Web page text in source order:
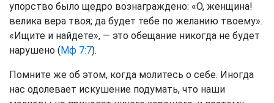
упорство было щедро вознаграждено: «О, женщина!
велика вера твоя; да будет тебе по желанию твоему».
«Ищите и найдете», — это обещание никогда не будет
нарушено ( Мф 7:7).
Помните же об этом, когда молитесь о себе. Иногда
нас одолевает искушение подумать, что наши